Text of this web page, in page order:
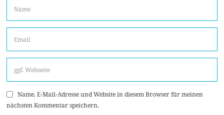
Name, E-Mail-Adresse und Website in diesem Browser für meinen
nächsten Kommentar speichern.